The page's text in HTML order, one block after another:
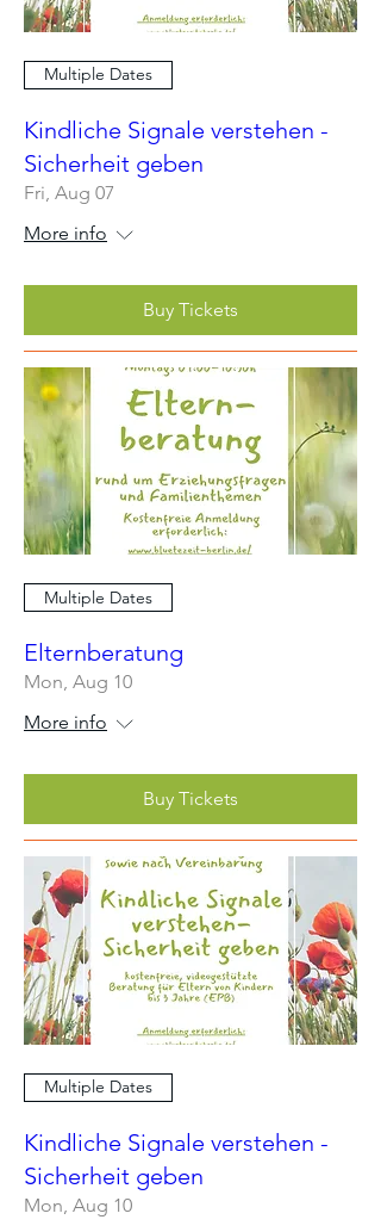
Multiple Dates
Kindliche Signale verstehen -
Sicherheit geben
Fri, Aug 07
More info
Buy Tickets
Multiple Dates
Elternberatung
Mon, Aug 10
More info
Buy Tickets
Multiple Dates
Kindliche Signale verstehen -
Sicherheit geben
Mon, Aug 10